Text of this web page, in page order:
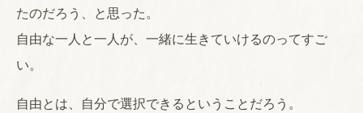
たのだろう、と思った。
自由な一人と一人が、一緒に生きていけるのってすご
い。
自由とは、自分で選択できるということだろう。